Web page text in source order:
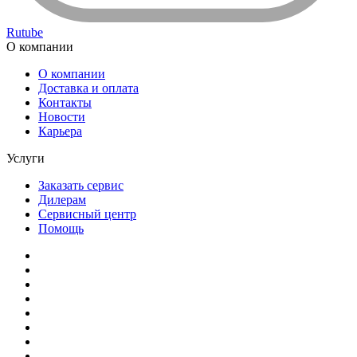
Rutube
О компании
О компании
Доставка и оплата
Контакты
Новости
Карьера
Услуги
Заказать сервис
Дилерам
Сервисный центр
Помощь